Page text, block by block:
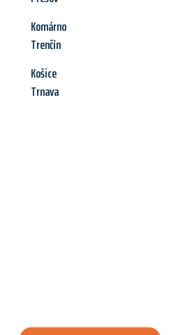
Komárno
Trenčín
Košice
Trnava